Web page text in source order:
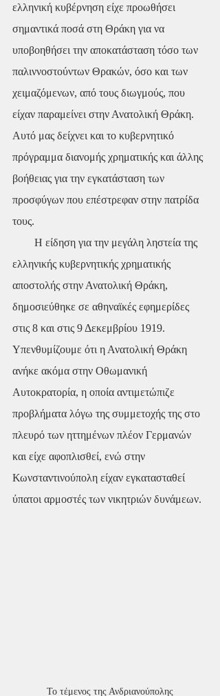
ελληνική κυβέρνηση είχε προωθήσει
σημαντικά ποσά στη Θράκη για να
υποβοηθήσει την αποκατάσταση τόσο των
παλιννοστούντων Θρακών, όσο και των
χειμαζόμενων, από τους διωγμούς, που
είχαν παραμείνει στην Ανατολική Θράκη.
Αυτό μας δείχνει και το κυβερνητικό
πρόγραμμα διανομής χρηματικής και άλλης
βοήθειας για την εγκατάσταση των
προσφύγων που επέστρεφαν στην πατρίδα
τους.
ελληνικής κυβερνητικής χρηματικής
αποστολής στην Ανατολική Θράκη,
δημοσιεύθηκε σε αθηναϊκές εφημερίδες
στις 8 και στις 9 Δεκεμβρίου 1919.
Υπενθυμίζουμε ότι η Ανατολική Θράκη
ανήκε ακόμα στην Οθωμανική
Αυτοκρατορία, η οποία αντιμετώπιζε
προβλήματα λόγω της συμμετοχής της στο
πλευρό των ηττημένων πλέον Γερμανών
και είχε αφοπλισθεί, ενώ στην
Κωνσταντινούπολη είχαν εγκατασταθεί
ύπατοι αρμοστές των νικητριών δυνάμεων.
Το τέμενος της Ανδριανούπολης